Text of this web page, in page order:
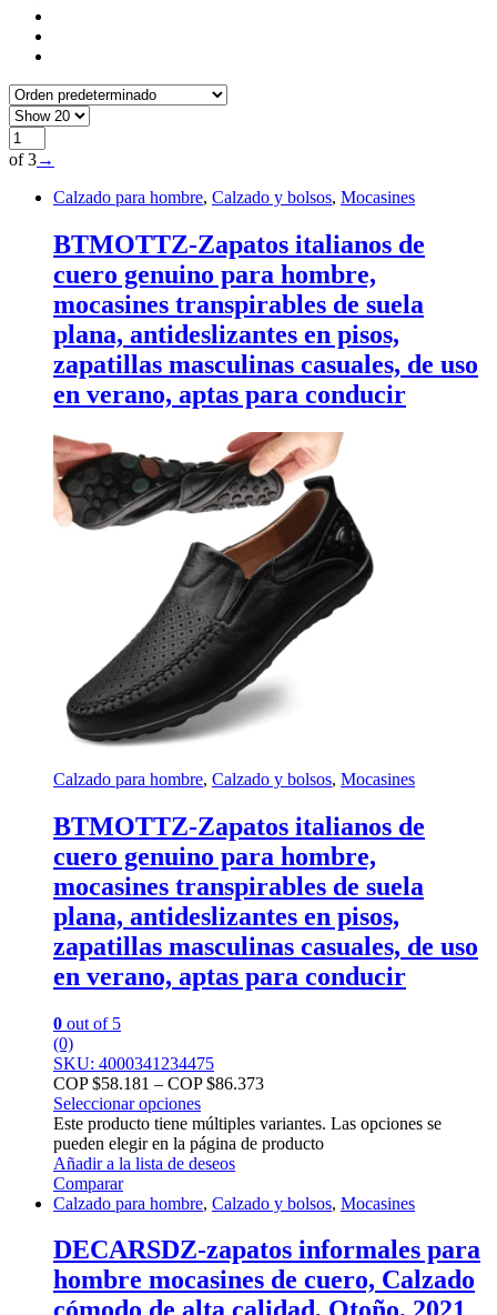
of 3→
Calzado para hombre, Calzado y bolsos, Mocasines
BTMOTTZ-Zapatos italianos de
cuero genuino para hombre,
mocasines transpirables de suela
plana, antideslizantes en pisos,
zapatillas masculinas casuales, de uso
en verano, aptas para conducir
Calzado para hombre, Calzado y bolsos, Mocasines
BTMOTTZ-Zapatos italianos de
cuero genuino para hombre,
mocasines transpirables de suela
plana, antideslizantes en pisos,
zapatillas masculinas casuales, de uso
en verano, aptas para conducir
0 out of 5
(0)
SKU: 4000341234475
COP $58.181 – COP $86.373
Seleccionar opciones
Este producto tiene múltiples variantes. Las opciones se
pueden elegir en la página de producto
Añadir a la lista de deseos
Comparar
Calzado para hombre, Calzado y bolsos, Mocasines
DECARSDZ-zapatos informales para
hombre mocasines de cuero, Calzado